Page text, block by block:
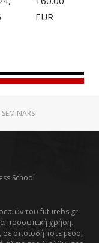
EUR
SEMINARS
School
του futurebs.gr
προσωπική χρήση.
οποιοδήποτε μέσο,